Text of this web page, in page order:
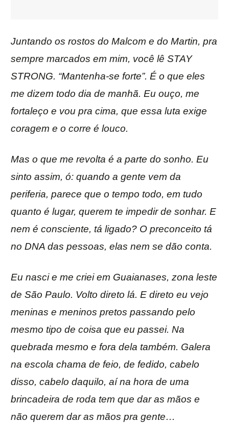
Juntando os rostos do Malcom e do Martin, pra
sempre marcados em mim, você lê STAY
STRONG. “Mantenha-se forte”. É o que eles
me dizem todo dia de manhã. Eu ouço, me
fortaleço e vou pra cima, que essa luta exige
coragem e o corre é louco.
Mas o que me revolta é a parte do sonho. Eu
sinto assim, ó: quando a gente vem da
periferia, parece que o tempo todo, em tudo
quanto é lugar, querem te impedir de sonhar. E
nem é consciente, tá ligado? O preconceito tá
no DNA das pessoas, elas nem se dão conta.
Eu nasci e me criei em Guaianases, zona leste
de São Paulo. Volto direto lá. E direto eu vejo
meninas e meninos pretos passando pelo
mesmo tipo de coisa que eu passei. Na
quebrada mesmo e fora dela também. Galera
na escola chama de feio, de fedido, cabelo
disso, cabelo daquilo, aí na hora de uma
brincadeira de roda tem que dar as mãos e
não querem dar as mãos pra gente…